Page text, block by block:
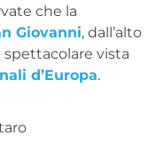
che la
Giovanni, dall’alto
spettacolare vista
d’Europa.